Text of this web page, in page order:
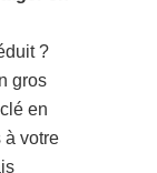
?
gros
en
à votre